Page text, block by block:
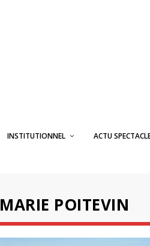
INSTITUTIONNEL ACTU
MARIE POITEVIN